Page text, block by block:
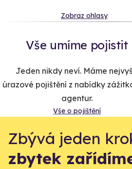
Zobraz ohlasy
Vše umíme pojistit
Jeden nikdy neví. Máme
úrazové pojištění z nabídky
agentur.
Vše o pojištění
Zbývá jeden
zbytek